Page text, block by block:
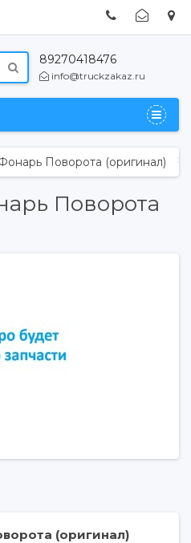
89270418476
info@truckzakaz.ru
Поворота (оригинал)
Поворота
(оригинал)